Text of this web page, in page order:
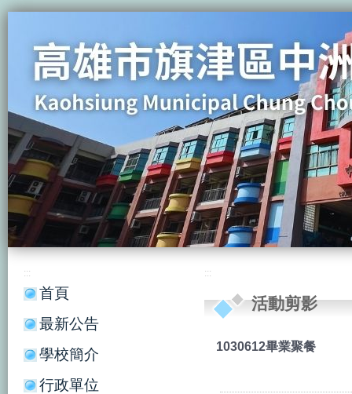
:::
首頁
最新公告
學校簡介
行政單位
:::
活動剪影
1030612畢業聚餐